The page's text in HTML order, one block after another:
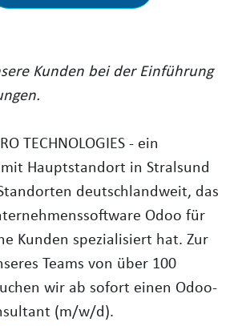
Kunden bei der Einführung
TECHNOLOGIES - ein
Hauptstandort in Stralsund
deutschlandweit, das
Odoo für
Kunden spezialisiert hat. Zur
Teams von über 100
wir ab sofort einen Odoo-
(m/w/d).